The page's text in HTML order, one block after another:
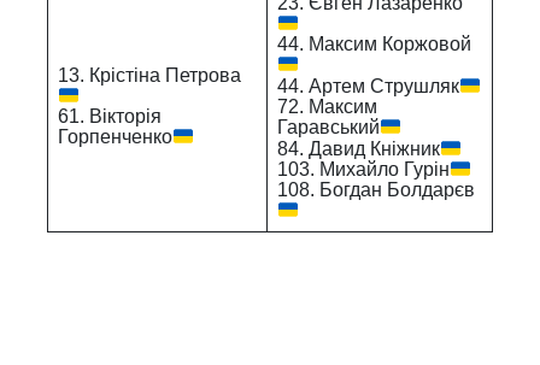
13. Крістіна Петрова
61. Вікторія
Горпенченко
44. Максим Коржовой
44. Артем Струшляк
72. Максим
Гаравський
84. Давид Кніжник
103. Михайло Гурін
108. Богдан Болдарєв